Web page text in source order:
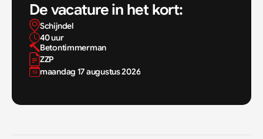
De vacature in het kort:
Schijndel
40 uur
Betontimmerman
ZZP
maandag 17 augustus 2026